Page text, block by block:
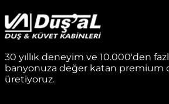
30 yıllık deneyim ve 10.000'den
banyonuza değer katan premium
üretiyoruz.